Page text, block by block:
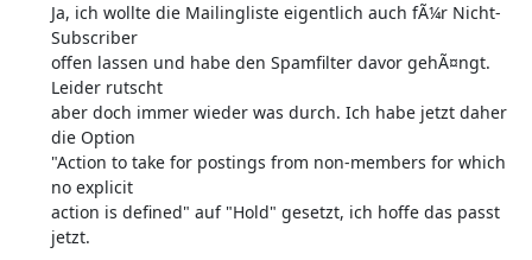
Ja, ich wollte die Mailingliste eigentlich auch fÃ¼r Nicht-
Subscriber
offen lassen und habe den Spamfilter davor gehÃ¤ngt.
Leider rutscht
aber doch immer wieder was durch. Ich habe jetzt daher
die Option
"Action to take for postings from non-members for which
no explicit
action is defined" auf "Hold" gesetzt, ich hoffe das passt
jetzt.